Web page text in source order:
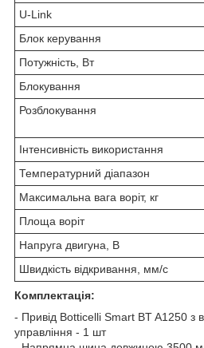
U-Link
Блок керування
Потужність, Вт
Блокування
Розблокування
Інтенсивність використання
Температурний діапазон
Максимальна вага воріт, кг
Площа воріт
Напруга двигуна, В
Швидкість відкривання, мм/с
Комплектація:
- Привід Botticelli Smart BT A1250 з
управління - 1 шт